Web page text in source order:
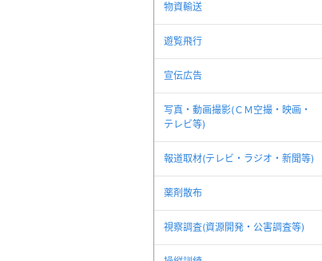
物資輸送
遊覧飛行
宣伝広告
写真・動画撮影(ＣＭ空撮・映画・
テレビ等)
報道取材(テレビ・ラジオ・新聞等)
薬剤散布
視察調査(資源開発・公害調査等)